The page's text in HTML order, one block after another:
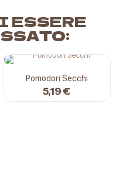
ESSERE
Pomodori Secchi
5,19€